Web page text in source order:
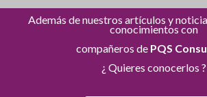
Además de nuestros artículos y
conocimientos con
compañeros de PQS
¿ Quieres conocerlos ?